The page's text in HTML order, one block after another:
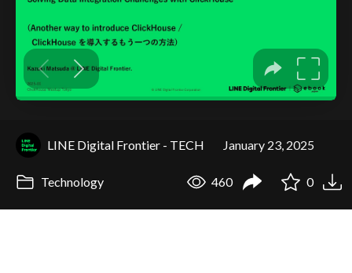
LINE Digital Frontier - TECH January 23, 2025
Technology 460 0